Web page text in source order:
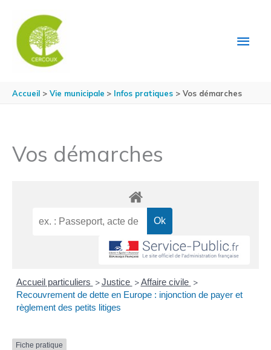
Accueil Vie municipale Infos pratiques Vos démarches
Vos démarches
Accueil particuliers > Justice > Affaire civile >
Recouvrement de dette en Europe : injonction de payer et
règlement des petits litiges
Fiche pratique